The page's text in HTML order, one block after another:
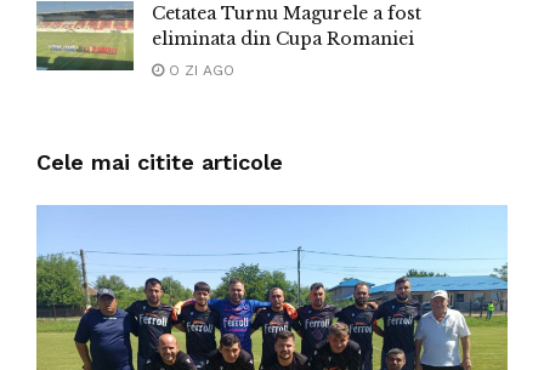
Cetatea Turnu Magurele a fost
eliminata din Cupa Romaniei
O ZI AGO
Cele mai citite articole